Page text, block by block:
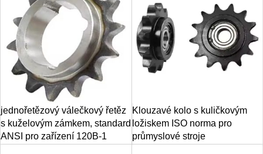
jednořetězový válečkový řetěz
s kuželovým zámkem, standard
ANSI pro zařízení 120B-1
Klouzavé kolo s kuličkovým
ložiskem ISO norma pro
průmyslové stroje